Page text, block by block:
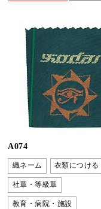
A074
織ネーム 衣類につける
社章・等級章
教育・病院・施設